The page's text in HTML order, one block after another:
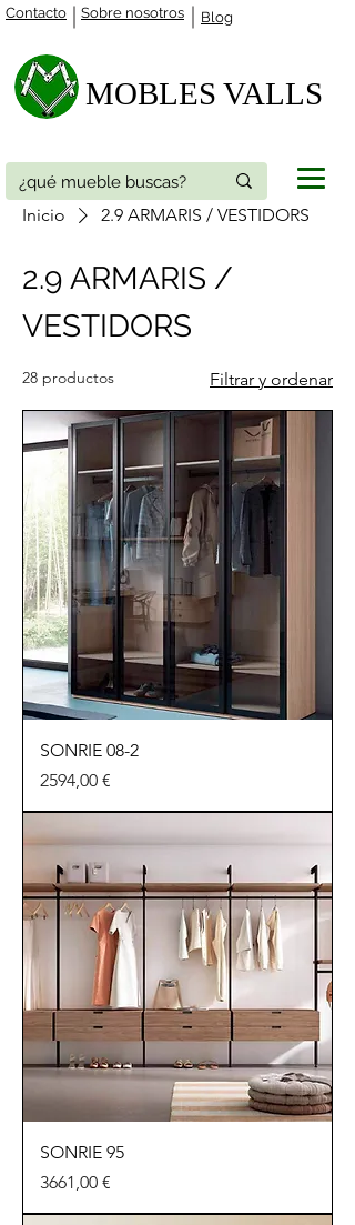
Contacto Blog
Sobre nosotros
MOBLES VALLS​
Inicio 2.9 ARMARIS / VESTIDORS
2.9 ARMARIS /
VESTIDORS
28 productos Filtrar y ordenar
SONRIE 08-2
Precio
2594,00 €
SONRIE 95
Precio
3661,00 €